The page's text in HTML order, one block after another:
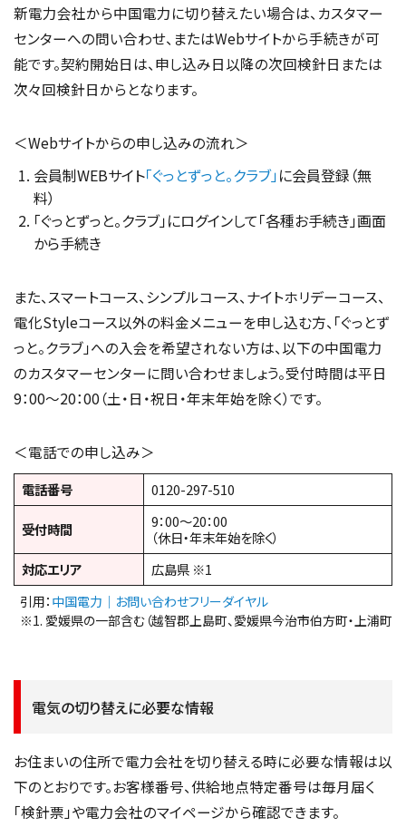
新電力会社から中国電力に切り替えたい場合は、カスタマー
センターへの問い合わせ、またはWebサイトから手続きが可
能です。契約開始日は、申し込み日以降の次回検針日または
次々回検針日からとなります。
＜Webサイトからの申し込みの流れ＞
会員制WEBサイト「ぐっとずっと。クラブ」に会員登録（無
料）
「ぐっとずっと。クラブ」にログインして「各種お手続き」画面
から手続き
また、スマートコース、シンプルコース、ナイトホリデーコース、
電化Styleコース以外の料金メニューを申し込む方、「ぐっとず
っと。クラブ」への入会を希望されない方は、以下の中国電力
のカスタマーセンターに問い合わせましょう。受付時間は平日
9：00～20：00（土・日・祝日・年末年始を除く）です。
＜電話での申し込み＞
電話番号 0120-297-510
受付時間
9：00〜20：00
（休日・年末年始を除く）
対応エリア
広島県 ※1
引用： 中国電力｜お問い合わせフリーダイヤル
※1. 愛媛県の一部含む（越智郡上島町、愛媛県今治市伯方町・上浦町・
電気の切り替えに必要な情報
お住まいの住所で電力会社を切り替える時に必要な情報は以
下のとおりです。お客様番号、供給地点特定番号は毎月届く
「検針票」や電力会社のマイページから確認できます。